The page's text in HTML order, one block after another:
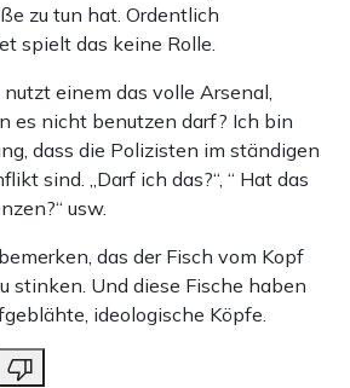
zu tun hat. Ordentlich
spielt das keine Rolle.
einem das volle Arsenal,
es nicht benutzen darf? Ich bin
dass die Polizisten im ständigen
sind. „Darf ich das?“, “ Hat das
usw.
das der Fisch vom Kopf
stinken. Und diese Fische haben
ideologische Köpfe.